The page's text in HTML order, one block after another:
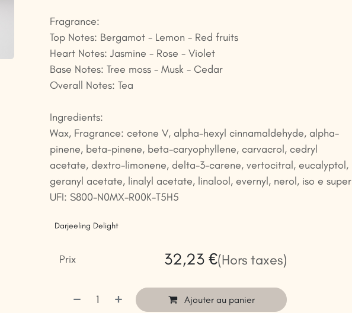
Fragrance:
Top Notes: Bergamot - Lemon - Red fruits
Heart Notes: Jasmine - Rose - Violet
Base Notes: Tree moss - Musk - Cedar
Overall Notes: Tea
Ingredients:
Wax, Fragrance: cetone V, alpha-hexyl cinnamaldehyde, alpha-
pinene, beta-pinene, beta-caryophyllene, carvacrol, cedryl
acetate, dextro-limonene, delta-3-carene, vertocitral, eucalyptol,
geranyl acetate, linalyl acetate, linalool, evernyl, nerol, iso e super
UFI: S800-N0MX-R00K-T5H5
Darjeeling Delight
Ajouter au panier
Prix 32,23€(Hors taxes)